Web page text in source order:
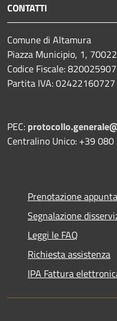
CONTATTI
Comune di Altamura
Piazza Municipio, 1,
Codice Fiscale:
Partita IVA: 02422160727
PEC:
Centralino Unico: +39
Prenotazione
Segnalazione
Leggi le FAQ
Richiesta assistenza
IPA Fattura